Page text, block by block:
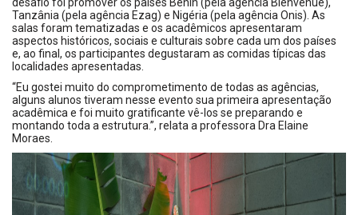
Tanzânia (pela agência Ezag) e Nigéria (pela agência Onis). As
salas foram tematizadas e os acadêmicos apresentaram
aspectos históricos, sociais e culturais sobre cada um dos países
e, ao final, os participantes degustaram as comidas típicas das
localidades apresentadas.
“Eu gostei muito do comprometimento de todas as agências,
alguns alunos tiveram nesse evento sua primeira apresentação
acadêmica e foi muito gratificante vê-los se preparando e
montando toda a estrutura.”, relata a professora Dra Elaine
Moraes.